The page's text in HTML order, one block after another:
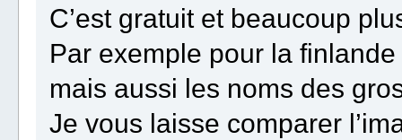
C’est gratuit et beaucoup
Par exemple pour la
mais aussi les noms des
Je vous laisse comparer